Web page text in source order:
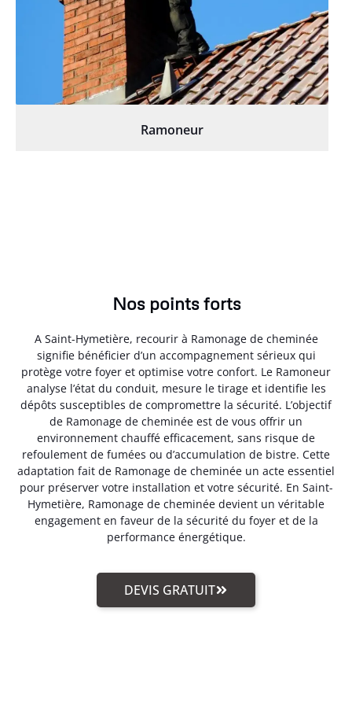
Ramoneur
Nos points forts
A Saint-Hymetière, recourir à Ramonage de cheminée
signifie bénéficier d’un accompagnement sérieux qui
protège votre foyer et optimise votre confort. Le Ramoneur
analyse l’état du conduit, mesure le tirage et identifie les
dépôts susceptibles de compromettre la sécurité. L’objectif
de Ramonage de cheminée est de vous offrir un
environnement chauffé efficacement, sans risque de
refoulement de fumées ou d’accumulation de bistre. Cette
adaptation fait de Ramonage de cheminée un acte essentiel
pour préserver votre installation et votre sécurité. En Saint-
Hymetière, Ramonage de cheminée devient un véritable
engagement en faveur de la sécurité du foyer et de la
performance énergétique.
DEVIS GRATUIT